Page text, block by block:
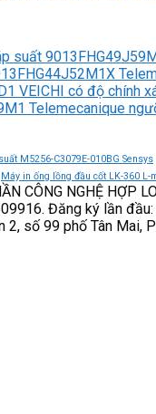
suất
VEICHI có độ chính
Telemecanique
M5256-C3079E-010BG Sensys
Máy in ống lồng đầu cốt LK-360 L-
CÔNG NGHỆ HỢP
Đăng ký lần
số 99 phố Tân Mai,